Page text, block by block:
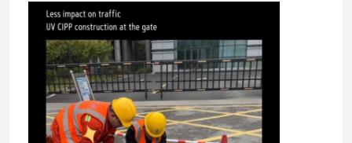
Lasciate un messaggio